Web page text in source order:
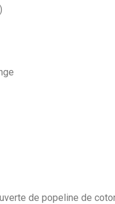
de popeline de